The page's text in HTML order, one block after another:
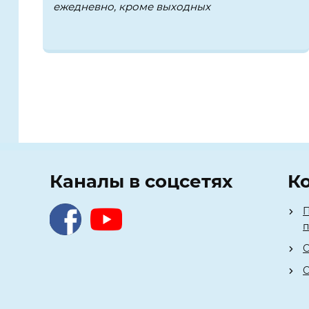
ежедневно, кроме выходных
Каналы в соцсетях